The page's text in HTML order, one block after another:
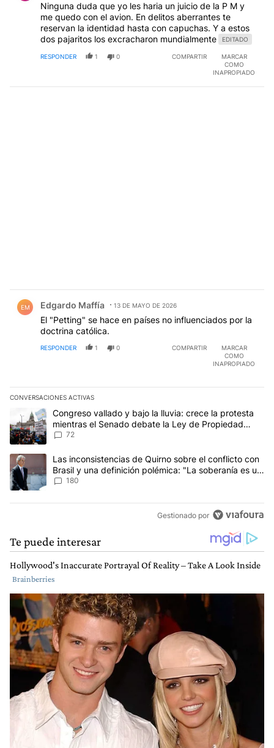
Ninguna duda que yo les haria un juicio de la P M y
me quedo con el avion. En delitos aberrantes te
reservan la identidad hasta con capuchas. Y a estos
dos pajaritos los excracharon mundialmente
EDITADO
RESPONDER 1 0 COMPARTIR
MARCAR
COMO
INAPROPIADO
EM Edgardo Maffía 13 DE MAYO DE 2026
El "Petting" se hace en países no influenciados por la
doctrina católica.
RESPONDER 1 0 COMPARTIR
MARCAR
COMO
INAPROPIADO
CONVERSACIONES ACTIVAS
Este listado muestra los artículos con más comentarios en los
Un artículo de tendencia con el título "Congreso vallado y bajo
Congreso vallado y bajo la lluvia: crece la protesta
mientras el Senado debate la Ley de Propiedad
Privada
72
Un artículo de tendencia con el título "Las inconsistencias de
Las inconsistencias de Quirno sobre el conflicto con
Brasil y una definición polémica: "La soberanía es un
concepto antiguo"
180
Gestionado por